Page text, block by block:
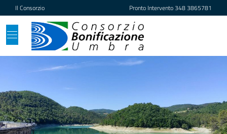
Vai ai contenuti
Vai al footer
Il Consorzio Pronto Intervento348 3865781